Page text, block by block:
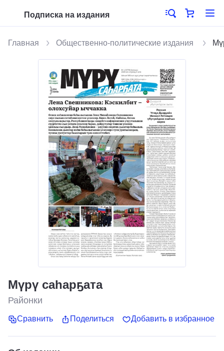
Подписка на издания
Главная Общественно-политические издания
Мүрү саһарҕата
Районки
Сравнить Поделиться Добавить в избранное